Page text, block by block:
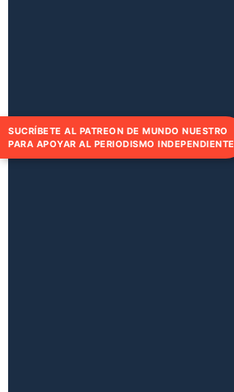
SUCRÍBETE AL PATREON DE MUNDO NUESTRO
PARA APOYAR AL PERIODISMO INDEPENDIENTE